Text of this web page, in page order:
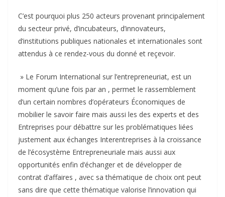
C’est pourquoi plus 250 acteurs provenant principalement
du secteur privé, d’incubateurs, d’innovateurs,
d’institutions publiques nationales et internationales sont
attendus à ce rendez-vous du donné et reçevoir.
» Le Forum International sur l’entrepreneuriat, est un
moment qu’une fois par an , permet le rassemblement
d’un certain nombres d’opérateurs Économiques de
mobilier le savoir faire mais aussi les des experts et des
Entreprises pour débattre sur les problématiques liées
justement aux échanges Interentreprises à la croissance
de l’écosystème Entrepreneuriale mais aussi aux
opportunités enfin d’échanger et de développer de
contrat d’affaires , avec sa thématique de choix ont peut
sans dire que cette thématique valorise l’innovation qui